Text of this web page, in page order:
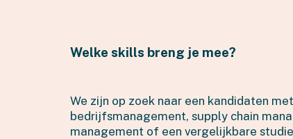
Welke skills breng je mee?
We zijn op zoek naar een kandidaten
bedrijfsmanagement, supply chain
management of een vergelijkbare